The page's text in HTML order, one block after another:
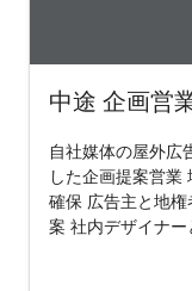
中途 企画営
自社媒体の屋外広
した企画提案営業
確保 広告主と地
案 社内デザイナー